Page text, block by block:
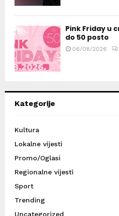
Pink Friday u
do 50 posto
06/08/2026
Kategorije
Kultura
Lokalne vijesti
Promo/Oglasi
Regionalne vijesti
Sport
Trending
Uncategorized